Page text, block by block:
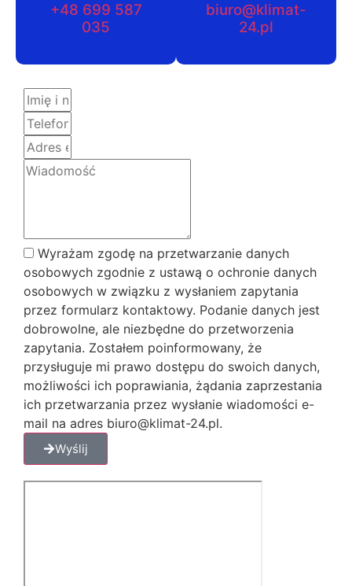
+48 699 587
035
biuro@klimat-
24.pl
Wyrażam zgodę na przetwarzanie danych
osobowych zgodnie z ustawą o ochronie danych
osobowych w związku z wysłaniem zapytania
przez formularz kontaktowy. Podanie danych jest
dobrowolne, ale niezbędne do przetworzenia
zapytania. Zostałem poinformowany, że
przysługuje mi prawo dostępu do swoich danych,
możliwości ich poprawiania, żądania zaprzestania
ich przetwarzania przez wysłanie wiadomości e-
mail na adres biuro@klimat-24.pl.
Wyślij